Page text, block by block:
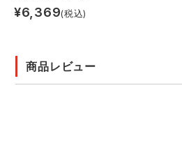
¥6,369(税込)
商品レビュー